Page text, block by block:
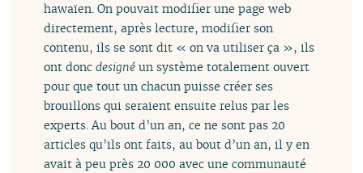
hawaïen. On pouvait modifier une page web
directement, après lecture, modifier son
contenu, ils se sont dit « on va utiliser ça », ils
ont doncdesigné un système totalement ouvert
pour que tout un chacun puisse créer ses
brouillons qui seraient ensuite relus par les
experts. Au bout d’un an, ce ne sont pas 20
articles qu’ils ont faits, au bout d’un an, il y en
avait à peu près 20 000 avec une communauté